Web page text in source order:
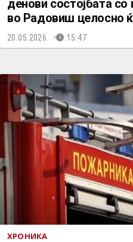
денови состојбата
во Радовиш целосно
20.05.2026. 15:47
ХРОНИКА